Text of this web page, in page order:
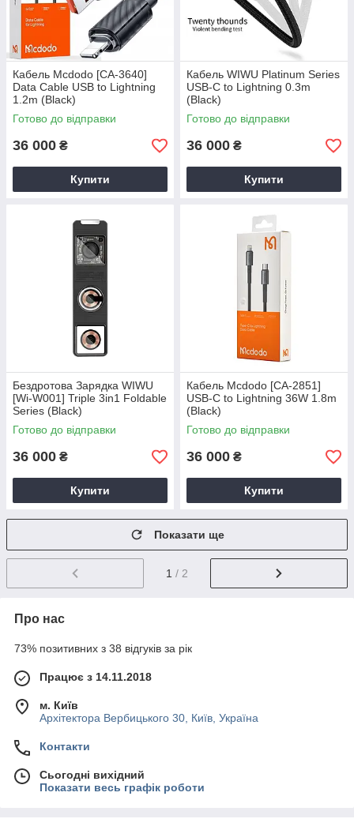
Кабель Mcdodo [CA-3640]
Data Cable USB to Lightning
1.2m (Black)
Готово до відправки
36 000 ₴
Купити
Кабель WIWU Platinum Series
USB-C to Lightning 0.3m
(Black)
Готово до відправки
36 000 ₴
Купити
Бездротова Зарядка WIWU
[Wi-W001] Triple 3in1 Foldable
Series (Black)
Готово до відправки
36 000 ₴
Купити
Кабель Mcdodo [CA-2851]
USB-C to Lightning 36W 1.8m
(Black)
Готово до відправки
36 000 ₴
Купити
Показати ще
1 / 2
Про нас
73% позитивних з 38 відгуків за рік
Працює з 14.11.2018
м. Київ
Архітектора Вербицького 30, Київ, Україна
Контакти
Сьогодні вихідний
Показати весь графік роботи